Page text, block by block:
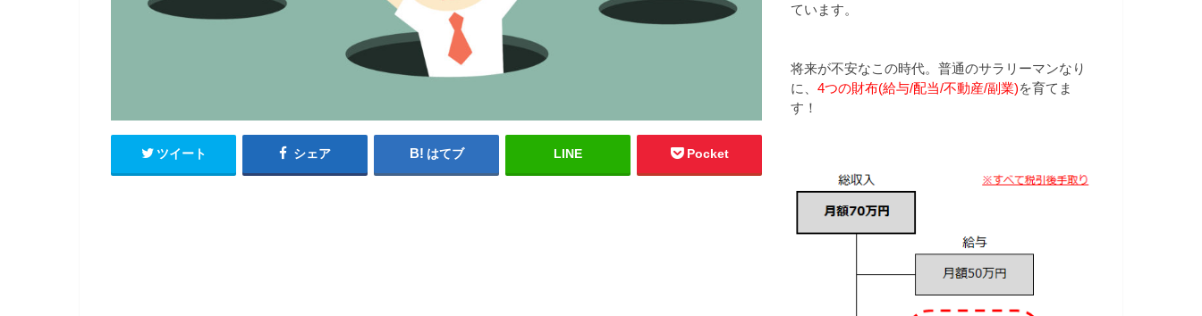
ツイート シェア はてブ LINE Pocket
ています。
将来が不安なこの時代。普通のサラリーマンなり
に、 4つの財布(給与/配当/不動産/副業)を育てま
す！